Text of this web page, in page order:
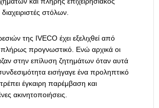
στόλων.
της IVECO έχει εξελιχθεί από
πλήρως προγνωστικό. Ενώ αρχικά οι
στην επίλυση ζητημάτων όταν αυτά
εισήγαγε ένα προληπτικό
έγκαιρη παρέμβαση και
ακινητοποιήσεις.